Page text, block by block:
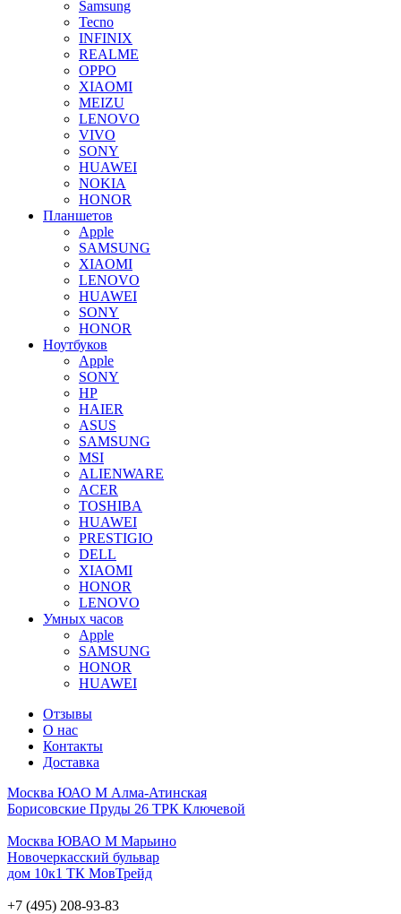
Samsung
Tecno
INFINIX
REALME
OPPO
XIAOMI
MEIZU
LENOVO
VIVO
SONY
HUAWEI
NOKIA
HONOR
Планшетов
Apple
SAMSUNG
XIAOMI
LENOVO
HUAWEI
SONY
HONOR
Ноутбуков
Apple
SONY
HP
HAIER
ASUS
SAMSUNG
MSI
ALIENWARE
ACER
TOSHIBA
HUAWEI
PRESTIGIO
DELL
XIAOMI
HONOR
LENOVO
Умных часов
Apple
SAMSUNG
HONOR
HUAWEI
Отзывы
О нас
Контакты
Доставка
Москва ЮАО М Алма-Атинская
Борисовские Пруды 26 ТРК Ключевой
Москва ЮВАО М Марьино
Новочеркасский бульвар
дом 10к1 ТК МовТрейд
+7 (495) 208-93-83